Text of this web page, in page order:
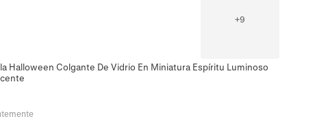
+9
Halloween Colgante De Vidrio En Miniatura Espíritu Luminoso